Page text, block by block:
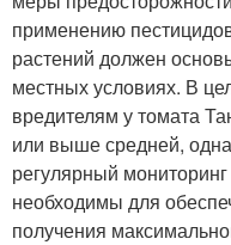
применению
растений должен
местных условиях. В
вредителям у томата
или выше средней,
регулярный
необходимы для
получения